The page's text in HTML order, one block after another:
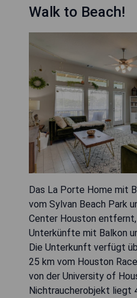
Walk to Beach!
Das La Porte Home mit
vom Sylvan Beach Park
Center Houston
Unterkünfte mit Balkon
Die Unterkunft verfügt
25 km vom Houston
von der University of
Nichtraucherobjekt liegt